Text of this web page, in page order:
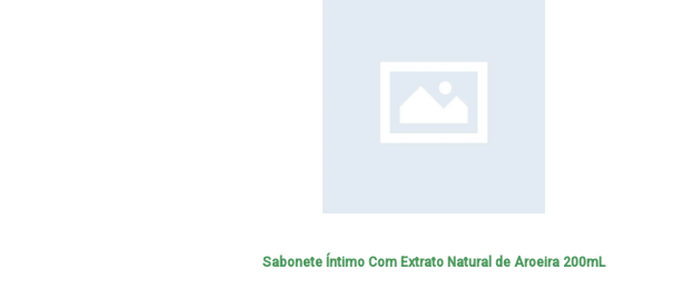
Sabonete Íntimo Com Extrato Natural de Aroeira 200mL